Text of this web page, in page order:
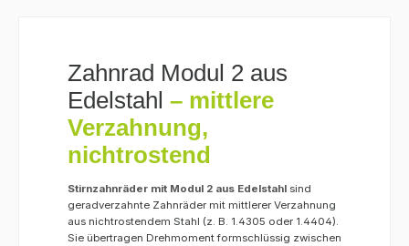
Zahnrad Modul 2 aus
Edelstahl – mittlere
Verzahnung,
nichtrostend
Stirnzahnräder mit Modul 2 aus Edelstahlsind
geradverzahnte Zahnräder mit mittlerer Verzahnung
aus nichtrostendem Stahl (z. B. 1.4305 oder 1.4404).
Sie übertragen Drehmoment form­schlüssig zwischen